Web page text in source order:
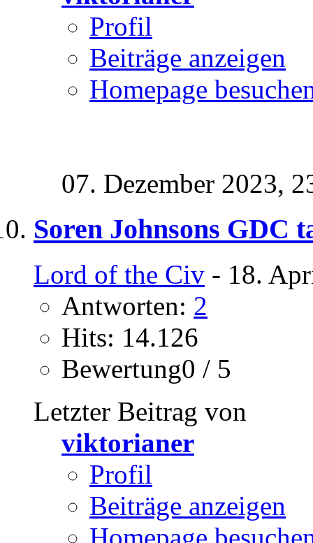
Profil
Beiträge anzeigen
Homepage
07. Dezember 2023,
Soren Johnsons GDC
Lord of the Civ - 18.
Antworten: 2
Hits: 14.126
Bewertung0 / 5
Letzter Beitrag von
viktorianer
Profil
Beiträge anzeigen
Homepage